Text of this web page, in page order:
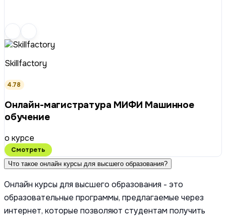
Skillfactory
4.78
Онлайн-магистратура МИФИ Машинное
обучение
о курсе
Смотреть
Что такое онлайн курсы для высшего образования?
Онлайн курсы для высшего образования - это
образовательные программы, предлагаемые через
интернет, которые позволяют студентам получить